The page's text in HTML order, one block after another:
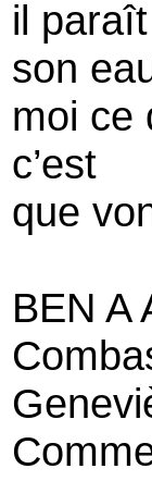
il
son
moi ce
c’est
que
BEN A